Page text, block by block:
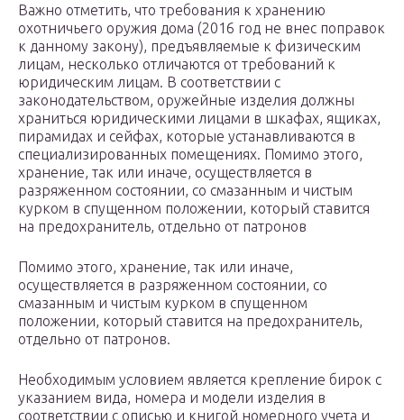
Важно отметить, что требования к хранению
охотничьего оружия дома (2016 год не внес поправок
к данному закону), предъявляемые к физическим
лицам, несколько отличаются от требований к
юридическим лицам. В соответствии с
законодательством, оружейные изделия должны
храниться юридическими лицами в шкафах, ящиках,
пирамидах и сейфах, которые устанавливаются в
специализированных помещениях. Помимо этого,
хранение, так или иначе, осуществляется в
разряженном состоянии, со смазанным и чистым
курком в спущенном положении, который ставится
на предохранитель, отдельно от патронов
Помимо этого, хранение, так или иначе,
осуществляется в разряженном состоянии, со
смазанным и чистым курком в спущенном
положении, который ставится на предохранитель,
отдельно от патронов.
Необходимым условием является крепление бирок с
указанием вида, номера и модели изделия в
соответствии с описью и книгой номерного учета и